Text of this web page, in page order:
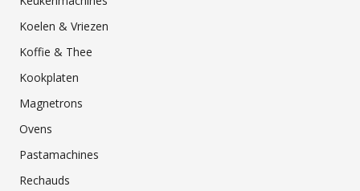
Koelen & Vriezen
Koffie & Thee
Kookplaten
Magnetrons
Ovens
Pastamachines
Rechauds